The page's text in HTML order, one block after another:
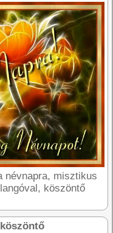
névnapra, misztikus
köszöntő